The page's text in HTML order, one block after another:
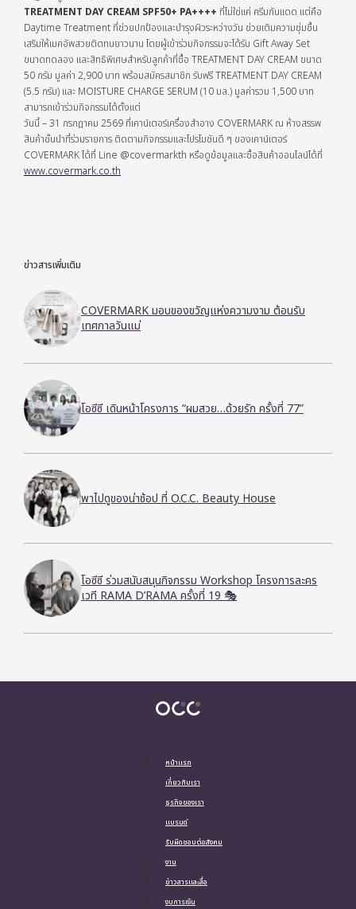
TREATMENT DAY CREAM SPF50+ PA++++ ที่ไม่ใช่แค่ ครีมกันแดด แต่คือ
Daytime Treatment ที่ช่วยปกป้องและบำรุงผิวระหว่างวัน ช่วยเติมความชุ่มชื้น
เสริมให้เมคอัพสวยติดทนยาวนาน โดยผู้เข้าร่วมกิจกรรมจะได้รับ Gift Away Set
ขนาดทดลอง และสิทธิพิเศษสำหรับลูกค้าที่ซื้อ TREATMENT DAY CREAM ขนาด
50 กรัม มูลค่า 2,900 บาท พร้อมสมัครสมาชิก รับฟรี TREATMENT DAY CREAM
(5.5 กรัม) และ MOISTURE CHARGE SERUM (10 มล.) มูลค่ารวม 1,500 บาท
สามารถเข้าร่วมกิจกรรมได้ตั้งแต่
วันนี้ – 31 กรกฎาคม 2569 ที่เคาน์เตอร์เครื่องสำอาง COVERMARK ณ ห้างสรรพ
สินค้าชั้นนำที่ร่วมรายการ ติดตามกิจกรรมและโปรโมชันดี ๆ ของเคาน์เตอร์
COVERMARK ได้ที่ Line @covermarkth หรือดูข้อมูลและซื้อสินค้าออนไลน์ได้ที่
www.covermark.co.th
ข่าวสารเพิ่มเติม
COVERMARK มอบของขวัญแห่งความงาม ต้อนรับ
เทศกาลวันแม่
โอซีซี เดินหน้าโครงการ “ผมสวย…ด้วยรัก ครั้งที่ 77”
พาไปดูของน่าช้อป ที่ O.C.C. Beauty House
โอซีซี ร่วมสนับสนุนกิจกรรม Workshop โครงการละคร
เวที RAMA D’RAMA ครั้งที่ 19 🎭
หน้าแรก
เกี่ยวกับเรา
ธุรกิจของเรา
แบรนด์
รับผิดชอบต่อสังคม
งาน
ข่าวสารและสื่อ
งบการเงิน